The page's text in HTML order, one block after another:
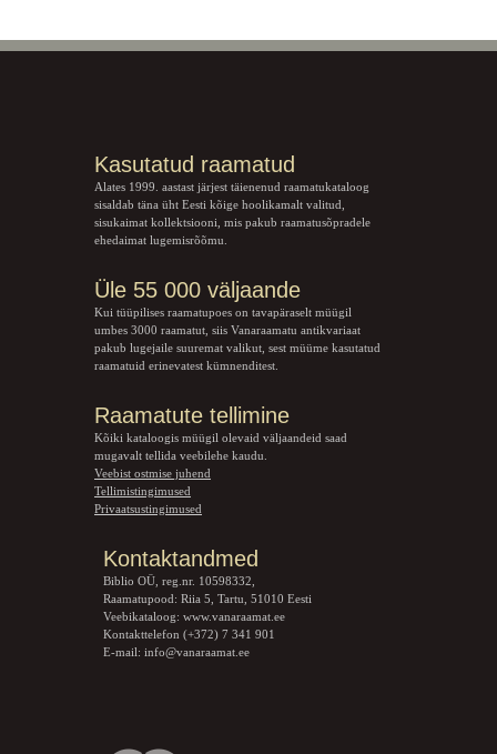
Kasutatud raamatud
Alates 1999. aastast järjest täienenud raamatukataloog
sisaldab täna üht Eesti kõige hoolikamalt valitud,
sisukaimat kollektsiooni, mis pakub raamatusõpradele
ehedaimat lugemisrõõmu.
Üle 55 000 väljaande
Kui tüüpilises raamatupoes on tavapäraselt müügil
umbes 3000 raamatut, siis Vanaraamatu antikvariaat
pakub lugejaile suuremat valikut, sest müüme kasutatud
raamatuid erinevatest kümnenditest.
Raamatute tellimine
Kõiki kataloogis müügil olevaid väljaandeid saad
mugavalt tellida veebilehe kaudu.
Veebist ostmise juhend
Tellimistingimused
Privaatsustingimused
Kontaktandmed
Biblio OÜ, reg.nr. 10598332,
Raamatupood: Riia 5, Tartu, 51010 Eesti
Veebikataloog: www.vanaraamat.ee
Kontakttelefon (+372) 7 341 901
E-mail: info@vanaraamat.ee